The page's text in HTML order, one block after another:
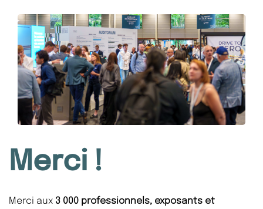
Merci !
Merci aux 3 000 professionnels, exposants et